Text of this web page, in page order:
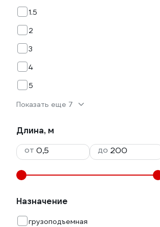
1.5
2
3
4
5
Показать еще 7
Длина, м
от
до
Назначение
грузоподъемная